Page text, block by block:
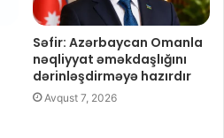
Səfir: Azərbaycan Omanla
nəqliyyat əməkdaşlığını
dərinləşdirməyə hazırdır
Avqust 7, 2026